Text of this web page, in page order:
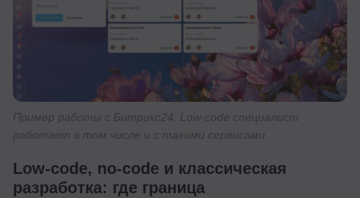
Пример работы с Битрикс24. Low-code специалист
работает в том числе и с такими сервисами.
Low-code, no-code и классическая
разработка: где граница